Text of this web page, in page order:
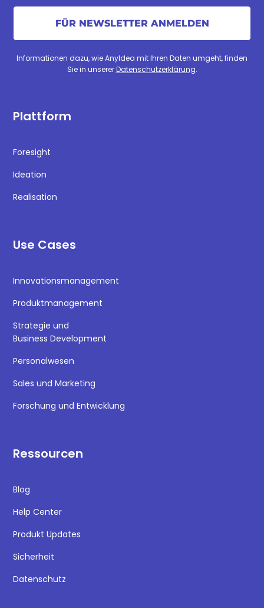
Informationen dazu, wie AnyIdea mit Ihren Daten umgeht, finden
Sie in unsererDatenschutzerklärung.
Plattform
Foresight
Ideation
Realisation
Use Cases
Innovationsmanagement
Produktmanagement
Strategie und
Business Development
Personalwesen
Sales und Marketing
Forschung und Entwicklung
Ressourcen
Blog
Help Center
Produkt Updates
Sicherheit
Datenschutz